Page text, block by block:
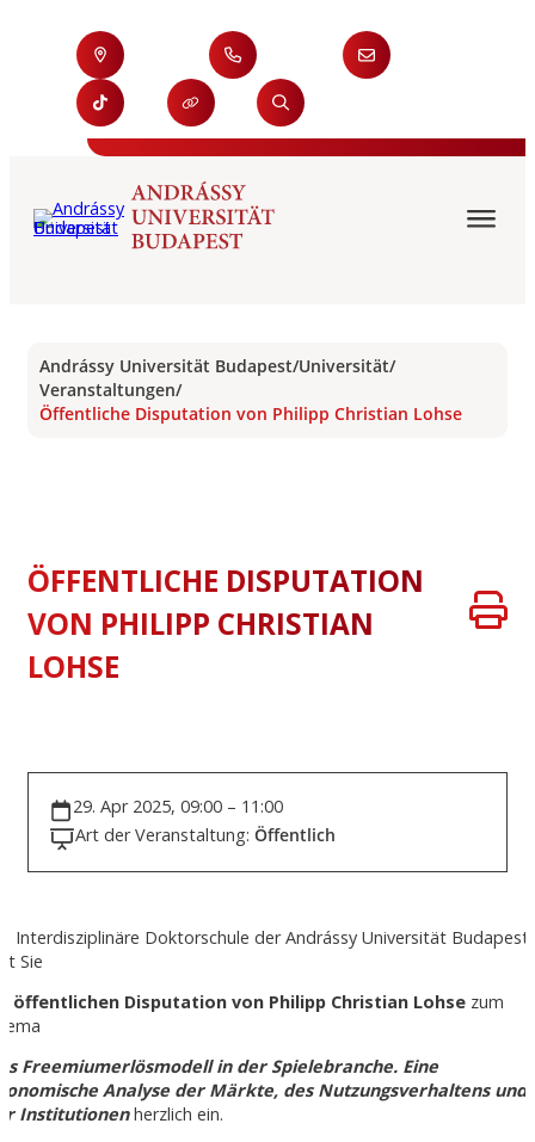
Andrássy Universität Budapest/Universität/
Veranstaltungen/
Öffentliche Disputation von Philipp Christian Lohse
ÖFFENTLICHE DISPUTATION
VON PHILIPP CHRISTIAN
LOHSE
29. Apr 2025, 09:00 – 11:00
Art der Veranstaltung: Öffentlich
Interdisziplinäre Doktorschule der Andrássy Universität Budapest
Sie
öffentlichen Disputation von Philipp Christian Lohse zum
Freemiumerlösmodell in der Spielebranche. Eine
Analyse der Märkte, des Nutzungsverhaltens und
Institutionenherzlich ein.